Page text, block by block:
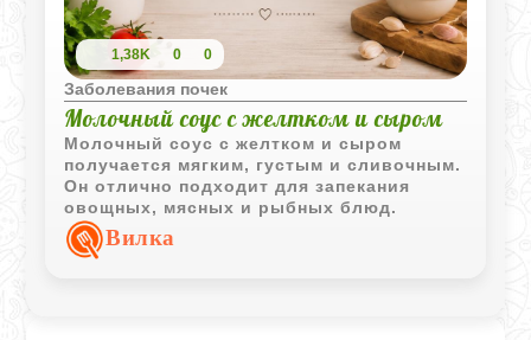
1,38K 0 0
Заболевания почек
Молочный соус с желтком и сыром
Молочный соус с желтком и сыром
получается мягким, густым и сливочным.
Он отлично подходит для запекания
овощных, мясных и рыбных блюд.
Вилка